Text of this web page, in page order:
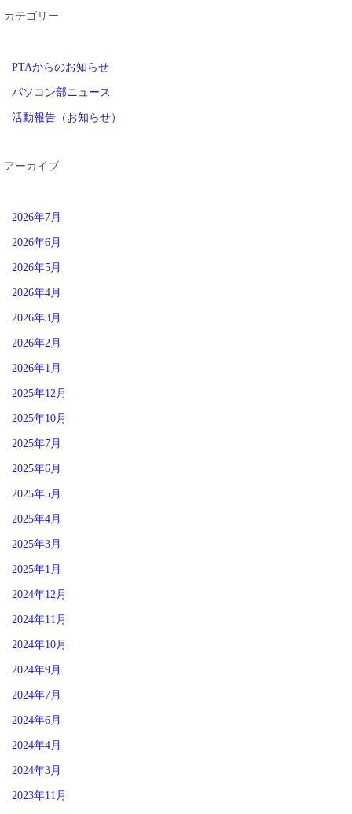
カテゴリー
PTAからのお知らせ
パソコン部ニュース
活動報告（お知らせ）
アーカイブ
2026年7月
2026年6月
2026年5月
2026年4月
2026年3月
2026年2月
2026年1月
2025年12月
2025年10月
2025年7月
2025年6月
2025年5月
2025年4月
2025年3月
2025年1月
2024年12月
2024年11月
2024年10月
2024年9月
2024年7月
2024年6月
2024年4月
2024年3月
2023年11月